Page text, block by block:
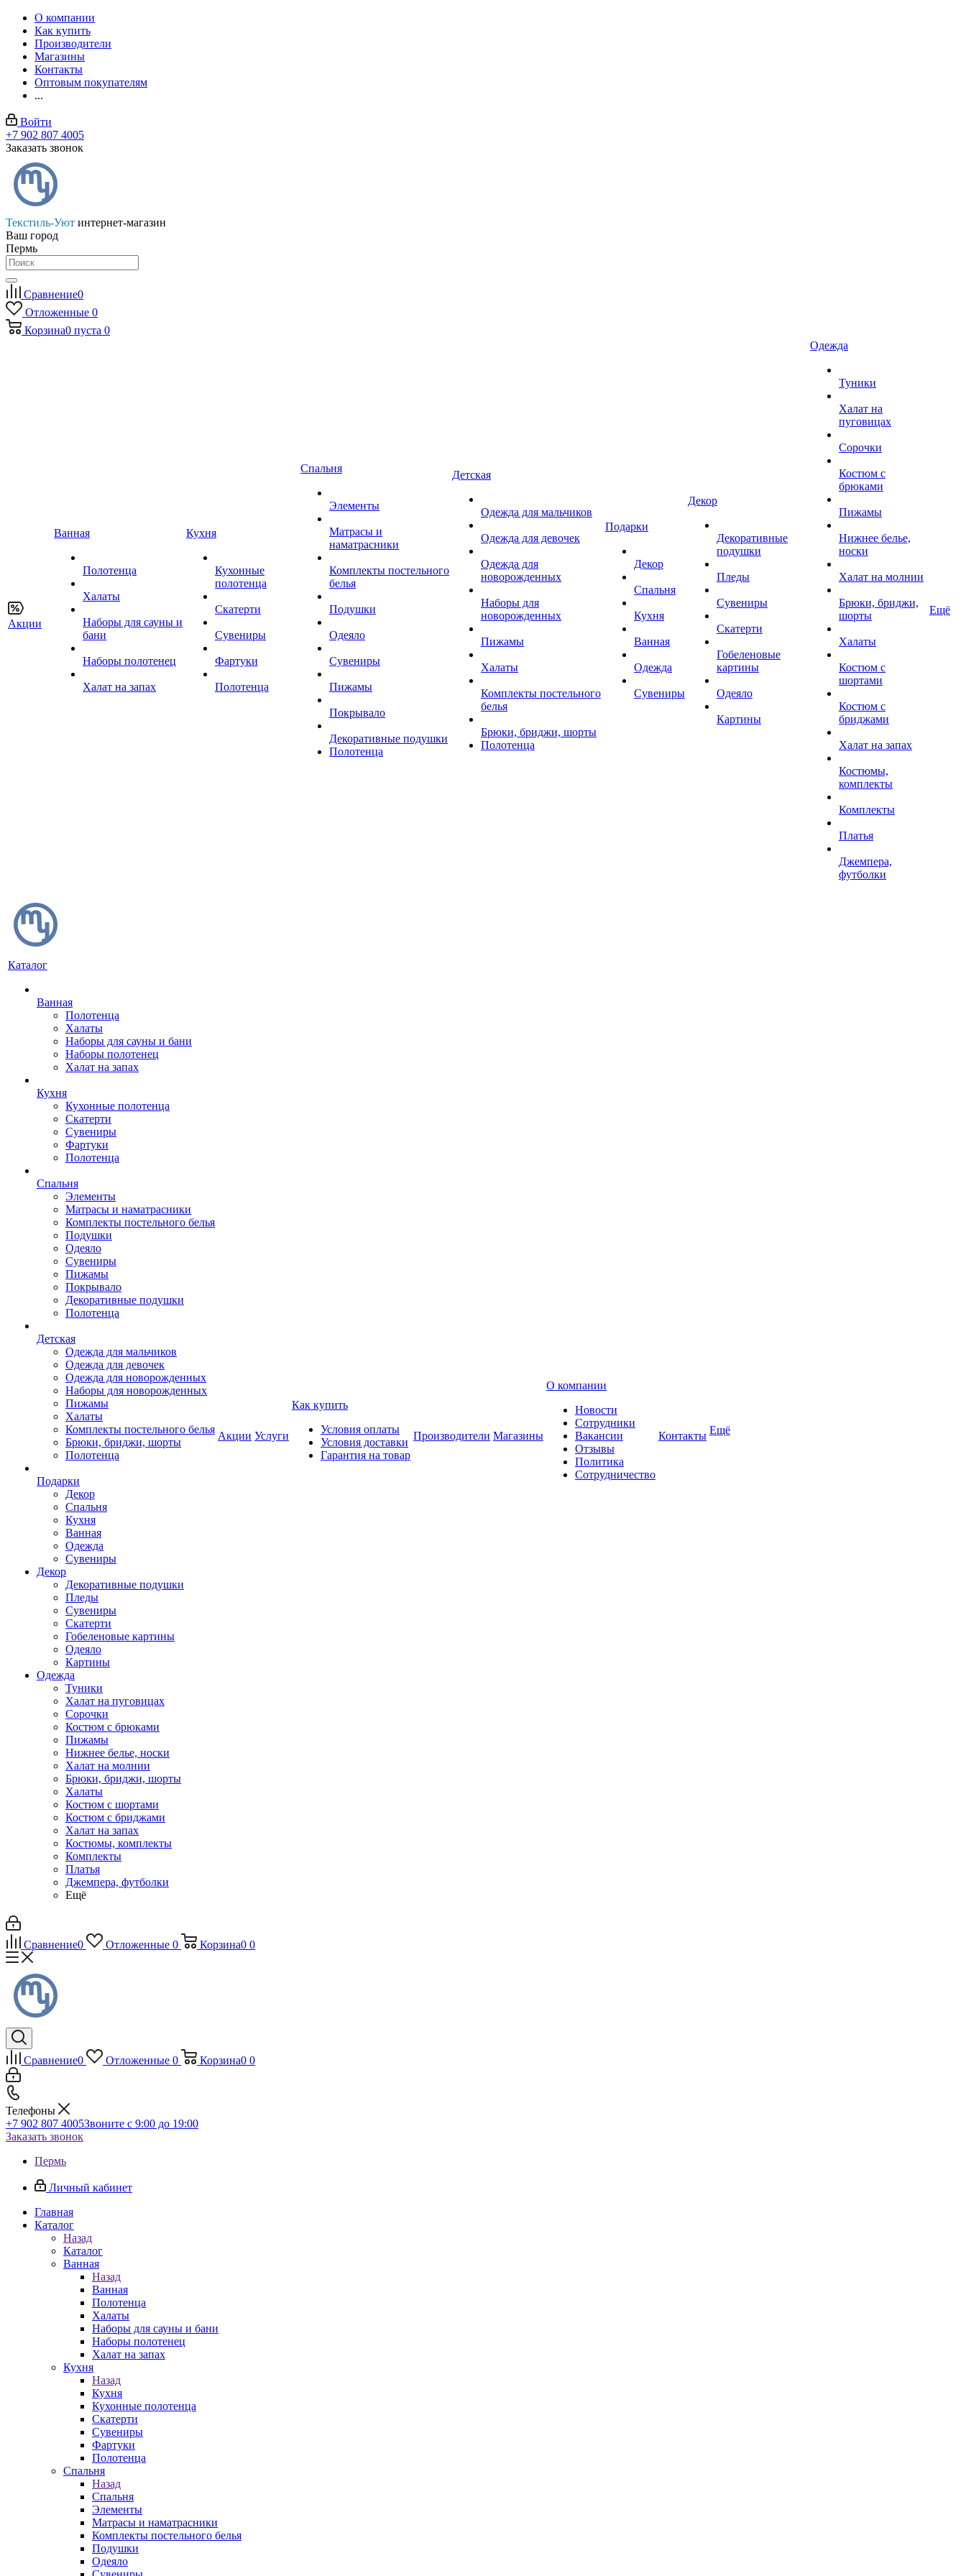
О компании
Как купить
Производители
Магазины
Контакты
Оптовым покупателям
...
Войти
+7 902 807 4005
Заказать звонок
Текстиль-Уют интернет-магазин
Ваш город
Пермь
Сравнение0
Отложенные 0
Корзина0 пуста 0
Акции
Ванная
Полотенца
Халаты
Наборы для сауны и
бани
Наборы полотенец
Халат на запах
Кухня
Кухонные
полотенца
Скатерти
Сувениры
Фартуки
Полотенца
Спальня
Элементы
Матрасы и
наматрасники
Комплекты постельного
белья
Подушки
Одеяло
Сувениры
Пижамы
Покрывало
Декоративные подушки
Полотенца
Детская
Одежда для мальчиков
Одежда для девочек
Одежда для
новорожденных
Наборы для
новорожденных
Пижамы
Халаты
Комплекты постельного
белья
Брюки, бриджи, шорты
Полотенца
Подарки
Декор
Спальня
Кухня
Ванная
Одежда
Сувениры
Декор
Декоративные
подушки
Пледы
Сувениры
Скатерти
Гобеленовые
картины
Одеяло
Картины
Одежда
Туники
Халат на
пуговицах
Сорочки
Костюм с
брюками
Пижамы
Нижнее белье,
носки
Халат на молнии
Брюки, бриджи,
шорты
Халаты
Костюм с
шортами
Костюм с
бриджами
Халат на запах
Костюмы,
комплекты
Комплекты
Платья
Джемпера,
футболки
Ещё
Каталог
Ванная
Полотенца
Халаты
Наборы для сауны и бани
Наборы полотенец
Халат на запах
Кухня
Кухонные полотенца
Скатерти
Сувениры
Фартуки
Полотенца
Спальня
Элементы
Матрасы и наматрасники
Комплекты постельного белья
Подушки
Одеяло
Сувениры
Пижамы
Покрывало
Декоративные подушки
Полотенца
Детская
Одежда для мальчиков
Одежда для девочек
Одежда для новорожденных
Наборы для новорожденных
Пижамы
Халаты
Комплекты постельного белья
Брюки, бриджи, шорты
Полотенца
Подарки
Декор
Спальня
Кухня
Ванная
Одежда
Сувениры
Декор
Декоративные подушки
Пледы
Сувениры
Скатерти
Гобеленовые картины
Одеяло
Картины
Одежда
Туники
Халат на пуговицах
Сорочки
Костюм с брюками
Пижамы
Нижнее белье, носки
Халат на молнии
Брюки, бриджи, шорты
Халаты
Костюм с шортами
Костюм с бриджами
Халат на запах
Костюмы, комплекты
Комплекты
Платья
Джемпера, футболки
Ещё
Акции Услуги
Как купить
Условия оплаты
Условия доставки
Гарантия на товар
Производители Магазины
О компании
Новости
Сотрудники
Вакансии
Отзывы
Политика
Сотрудничество
Контакты Ещё
Сравнение0 Отложенные 0 Корзина0 0
Сравнение0 Отложенные 0 Корзина0 0
Телефоны
+7 902 807 4005Звоните с 9:00 до 19:00
Заказать звонок
Пермь
Личный кабинет
Главная
Каталог
Назад
Каталог
Ванная
Назад
Ванная
Полотенца
Халаты
Наборы для сауны и бани
Наборы полотенец
Халат на запах
Кухня
Назад
Кухня
Кухонные полотенца
Скатерти
Сувениры
Фартуки
Полотенца
Спальня
Назад
Спальня
Элементы
Матрасы и наматрасники
Комплекты постельного белья
Подушки
Одеяло